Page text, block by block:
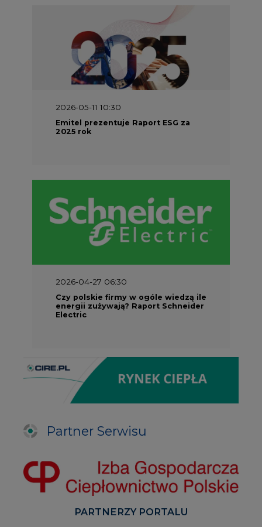
2026-05-11 10:30
Emitel prezentuje Raport ESG za
2025 rok
2026-04-27 06:30
Czy polskie firmy w ogóle wiedzą ile
energii zużywają? Raport Schneider
Electric
Partner Serwisu
PARTNERZY PORTALU